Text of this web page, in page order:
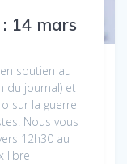
14 mars
soutien au
du journal) et
sur la guerre
Nous vous
12h30 au
libre